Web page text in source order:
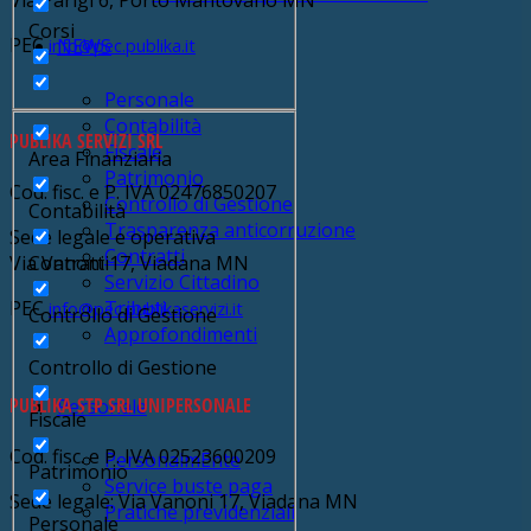
NEWS
Personale
Contabilità
Fiscale
Patrimonio
Controllo di Gestione
Trasparenza anticorruzione
Contratti
Servizio Cittadino
Tributi
Approfondimenti
Personale
PersonalmEnte
Service buste paga
Pratiche previdenziali
Corsi
Area Finanziaria
Contabilità
Contratti
Controllo di Gestione
Controllo di Gestione
Fiscale
Patrimonio
Personale
PECinfo@pec.publika.it
PUBLIKA SERVIZI SRL
Cod. fisc. e P. IVA 02476850207
Sede legale e operativa
Via Vanoni 17, Viadana MN
PECinfo@pec.publikaservizi.it
PUBLIKA STP SRL UNIPERSONALE
Cod. fisc. e P. IVA 02523600209
Sede legale: Via Vanoni 17, Viadana MN